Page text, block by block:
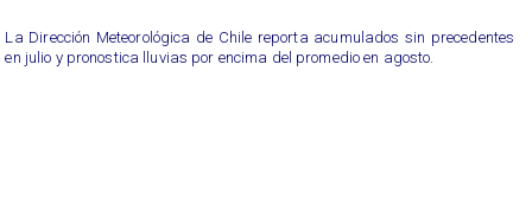
La Dirección Meteorológica de Chile reporta acumulados sin precedentes
en julio y pronostica lluvias por encima del promedio en agosto.